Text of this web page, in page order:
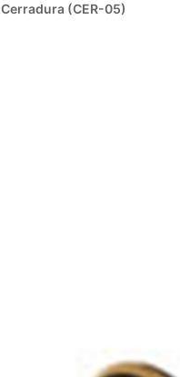
Cerradura (CER-05)